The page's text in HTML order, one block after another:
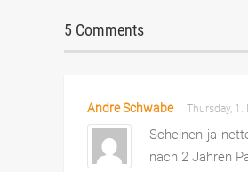
5 Comments
Andre Schwabe Thursday,
Scheinen ja
nach 2 Jahren